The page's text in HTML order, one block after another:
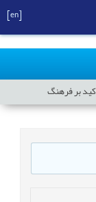
بر فرهنگ